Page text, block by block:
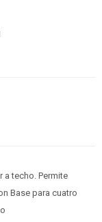
a techo. Permite
Base para cuatro